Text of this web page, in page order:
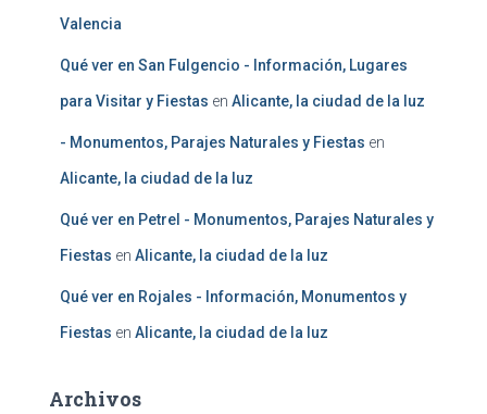
Valencia
Qué ver en San Fulgencio - Información, Lugares
para Visitar y Fiestas en Alicante, la ciudad de la luz
- Monumentos, Parajes Naturales y Fiestas en
Alicante, la ciudad de la luz
Qué ver en Petrel - Monumentos, Parajes Naturales y
Fiestas en Alicante, la ciudad de la luz
Qué ver en Rojales - Información, Monumentos y
Fiestas en Alicante, la ciudad de la luz
Archivos